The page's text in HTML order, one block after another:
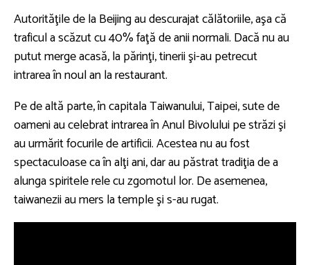
Autorităţile de la Beijing au descurajat călătoriile, aşa că
traficul a scăzut cu 40% faţă de anii normali. Dacă nu au
putut merge acasă, la părinţi, tinerii şi-au petrecut
intrarea în noul an la restaurant.
Pe de altă parte, în capitala Taiwanului, Taipei, sute de
oameni au celebrat intrarea în Anul Bivolului pe străzi şi
au urmărit focurile de artificii. Acestea nu au fost
spectaculoase ca în alţi ani, dar au păstrat tradiţia de a
alunga spiritele rele cu zgomotul lor. De asemenea,
taiwanezii au mers la temple şi s-au rugat.